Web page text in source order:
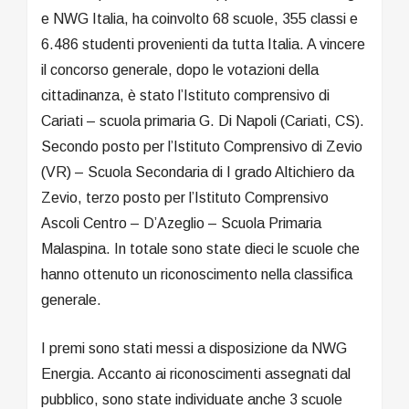
e NWG Italia, ha coinvolto 68 scuole, 355 classi e
6.486 studenti provenienti da tutta Italia. A vincere
il concorso generale, dopo le votazioni della
cittadinanza, è stato l’Istituto comprensivo di
Cariati – scuola primaria G. Di Napoli (Cariati, CS).
Secondo posto per l’Istituto Comprensivo di Zevio
(VR) – Scuola Secondaria di I grado Altichiero da
Zevio, terzo posto per l’Istituto Comprensivo
Ascoli Centro – D’Azeglio – Scuola Primaria
Malaspina. In totale sono state dieci le scuole che
hanno ottenuto un riconoscimento nella classifica
generale.
I premi sono stati messi a disposizione da NWG
Energia. Accanto ai riconoscimenti assegnati dal
pubblico, sono state individuate anche 3 scuole